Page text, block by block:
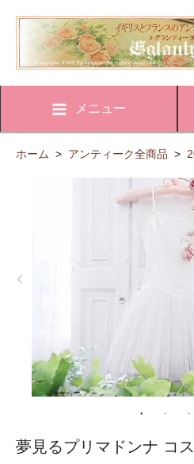
メニュー
ホーム > アンティーク全商品 >
夢見るプリマドンナ コ